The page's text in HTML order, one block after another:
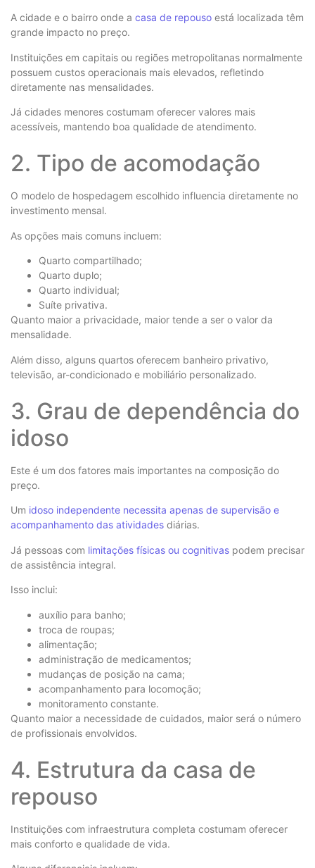
A cidade e o bairro onde a casa de repouso está localizada têm
grande impacto no preço.
Instituições em capitais ou regiões metropolitanas normalmente
possuem custos operacionais mais elevados, refletindo
diretamente nas mensalidades.
Já cidades menores costumam oferecer valores mais
acessíveis, mantendo boa qualidade de atendimento.
2. Tipo de acomodação
O modelo de hospedagem escolhido influencia diretamente no
investimento mensal.
As opções mais comuns incluem:
Quarto compartilhado;
Quarto duplo;
Quarto individual;
Suíte privativa.
Quanto maior a privacidade, maior tende a ser o valor da
mensalidade.
Além disso, alguns quartos oferecem banheiro privativo,
televisão, ar-condicionado e mobiliário personalizado.
3. Grau de dependência do
idoso
Este é um dos fatores mais importantes na composição do
preço.
Um idoso independente necessita apenas de supervisão e
acompanhamento das atividades diárias.
Já pessoas com limitações físicas ou cognitivas podem precisar
de assistência integral.
Isso inclui:
auxílio para banho;
troca de roupas;
alimentação;
administração de medicamentos;
mudanças de posição na cama;
acompanhamento para locomoção;
monitoramento constante.
Quanto maior a necessidade de cuidados, maior será o número
de profissionais envolvidos.
4. Estrutura da casa de
repouso
Instituições com infraestrutura completa costumam oferecer
mais conforto e qualidade de vida.